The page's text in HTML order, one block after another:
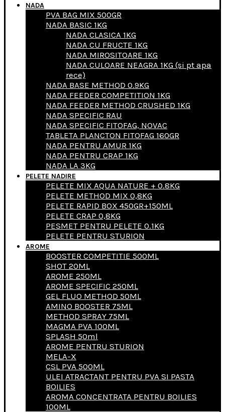
NADA
PVA BAG MIX 500GR
NADA BASIC 1KG
NADA CLASICA 1KG
NADA CU FRUCTE 1KG
NADA MIROSITOARE 1KG
NADA CULOARE NEAGRA 1KG (si pt apa
rece)
NADA BASE METHOD 0.9KG
NADA FEEDER COMPETITION 1KG
NADA FEEDER METHOD CRUSHED 1KG
NADA SPECIFIC RAU
NADA SPECIFIC FITOFAG, NOVAC
TABLETA PLANCTON FITOFAG 160GR
NADA PENTRU AMUR 1KG
NADA PENTRU CRAP 1KG
NADA LA 3KG
PELETE NADIRE
PELETE MIX AQUA NATURE + 0.8KG
PELETE METHOD MIX 0,8KG
PELETE RAPID BOX 450GR+150ML
PELETE CRAP 0,8KG
PESMET PENTRU PELETE 0.1KG
PELETE PENTRU STURION
AROME
BOOSTER COMPETITIE 500ML
SHOT 20ML
AROME 250ML
AROME SPECIFIC 250ML
GEL FLUO METHOD 50ML
AMINO BOOSTER 75ML
METHOD SPRAY 75ML
MAGMA PVA 100ML
SPLASH 50ml
AROME PENTRU STURION
MELA-X
CSL PVA 500ML
ULEI ATRACTANT PENTRU PVA SI PASTA
BOILIES
AROMA CONCENTRATA PENTRU BOILIES
100ML